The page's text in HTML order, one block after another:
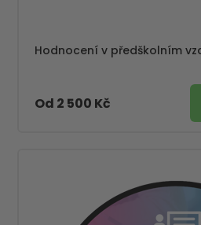
Hodnocení v předškolním
Od 2 500 Kč